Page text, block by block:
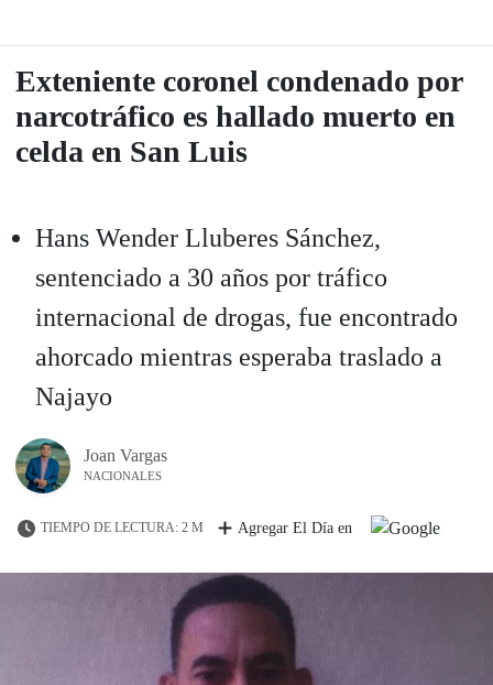
Exteniente coronel condenado por
narcotráfico es hallado muerto en
celda en San Luis
Hans Wender Lluberes Sánchez,
sentenciado a 30 años por tráfico
internacional de drogas, fue encontrado
ahorcado mientras esperaba traslado a
Najayo
Joan Vargas
NACIONALES
TIEMPO DE LECTURA: 2 M Agregar El Día en